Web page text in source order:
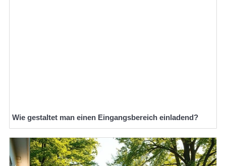
Wie gestaltet man einen Eingangsbereich einladend?